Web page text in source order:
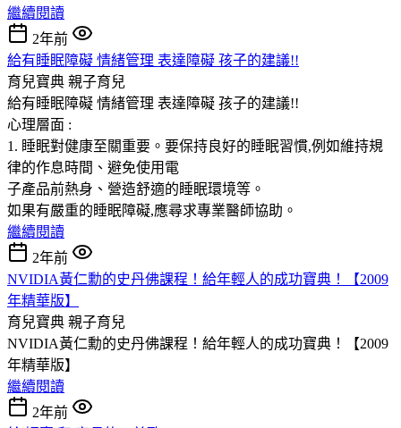
繼續閱讀
2年前
給有睡眠障礙 情緒管理 表達障礙 孩子的建議!!
育兒寶典 親子育兒
給有睡眠障礙 情緒管理 表達障礙 孩子的建議!!
心理層面 :
1. 睡眠對健康至關重要。要保持良好的睡眠習慣,例如維持規
律的作息時間、避免使用電
子產品前熱身、營造舒適的睡眠環境等。
如果有嚴重的睡眠障礙,應尋求專業醫師協助。
繼續閱讀
2年前
NVIDIA黃仁勳的史丹佛課程！給年輕人的成功寶典！【2009
年精華版】
育兒寶典 親子育兒
NVIDIA黃仁勳的史丹佛課程！給年輕人的成功寶典！【2009
年精華版】
繼續閱讀
2年前